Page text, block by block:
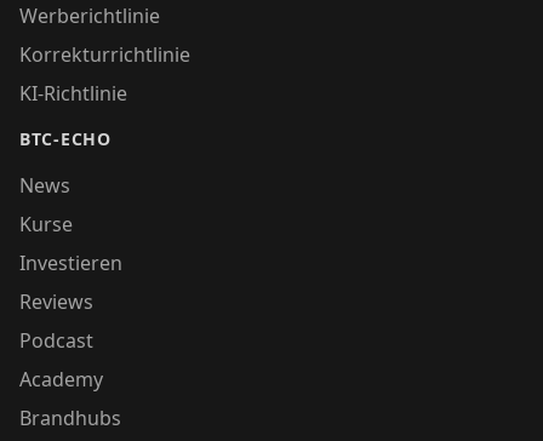
Werberichtlinie
Korrekturrichtlinie
KI-Richtlinie
BTC-ECHO
News
Kurse
Investieren
Reviews
Podcast
Academy
Brandhubs